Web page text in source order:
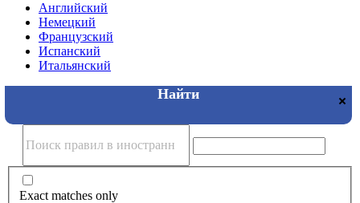
Английский
Немецкий
Французский
Испанский
Итальянский
Exact matches only